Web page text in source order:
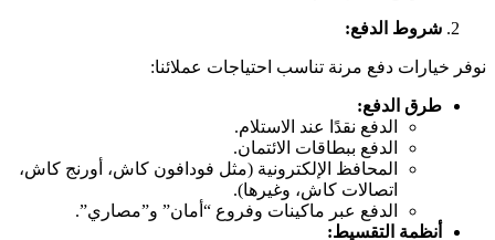
شروط الدفع:
نوفر خيارات دفع مرنة تناسب احتياجات عملائنا:
طرق الدفع:
الدفع نقدًا عند الاستلام.
الدفع ببطاقات الائتمان.
المحافظ الإلكترونية (مثل فودافون كاش، أورنج كاش،
اتصالات كاش، وغيرها).
الدفع عبر ماكينات وفروع “أمان” و”مصاري”.
أنظمة التقسيط: